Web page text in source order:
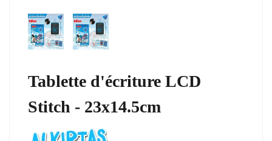
Tablette d'écriture LCD
Stitch - 23x14.5cm